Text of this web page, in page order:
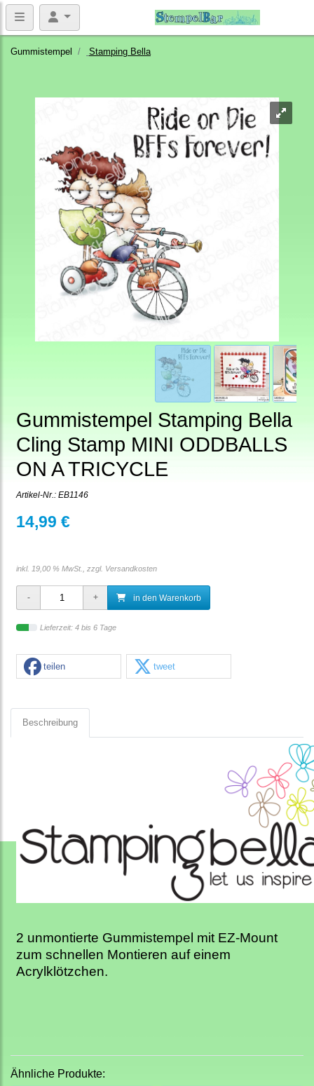
Gummistempel Stamping Bella
Gummistempel Stamping Bella
Cling Stamp MINI ODDBALLS
ON A TRICYCLE
Artikel-Nr.: EB1146
14,99 €
inkl. 19,00 % MwSt., zzgl. Versandkosten
in den Warenkorb
Lieferzeit: 4 bis 6 Tage
teilen tweet
Beschreibung
2 unmontierte Gummistempel mit EZ-Mount
zum schnellen Montieren auf einem
Acrylklötzchen.
Ähnliche Produkte: